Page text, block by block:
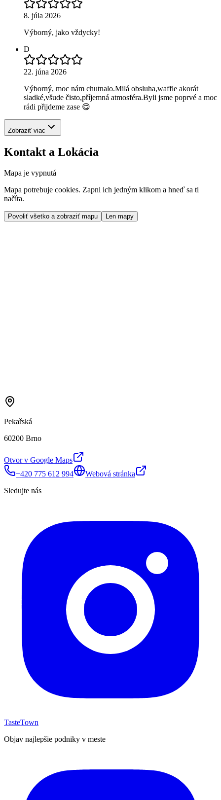
8. júla 2026
Výborný, jako vždycky!
D
22. júna 2026
Výborný, moc nám chutnalo.Milá obsluha,waffle akorát
sladké,všude čisto,příjemná atmosféra.Byli jsme poprvé a moc
rádi přijdeme zase 😋
Zobraziť viac
Kontakt a Lokácia
Mapa je vypnutá
Mapa potrebuje cookies. Zapni ich jedným klikom a hneď sa ti
načíta.
Povoliť všetko a zobraziť mapu Len mapy
Pekařská
60200 Brno
Otvor v Google Maps
+420 775 612 994
Webová stránka
Sledujte nás
TasteTown
Objav najlepšie podniky v meste